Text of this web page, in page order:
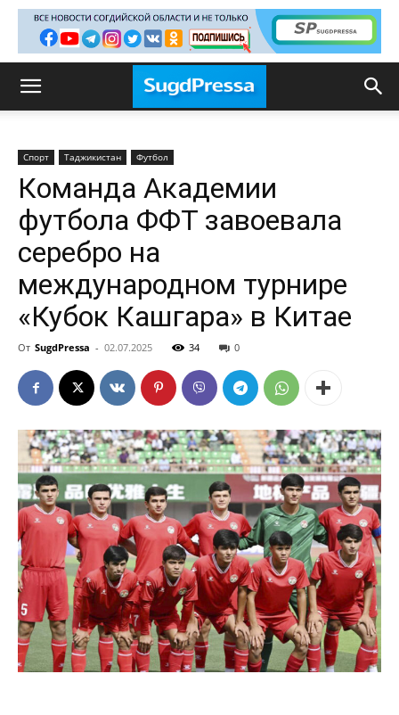
Спорт Таджикистан Футбол
Команда Академии
футбола ФФТ завоевала
серебро на
международном турнире
«Кубок Кашгара» в Китае
От SugdPressa - 02.07.2025 34 0